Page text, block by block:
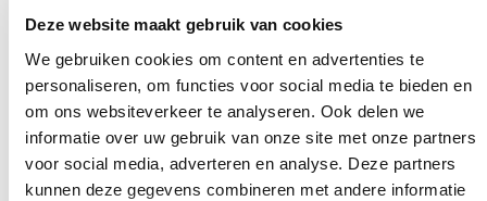
Deze website maakt gebruik van cookies
We gebruiken cookies om content en advertenties te
personaliseren, om functies voor social media te bieden en
om ons websiteverkeer te analyseren. Ook delen we
informatie over uw gebruik van onze site met onze partners
voor social media, adverteren en analyse. Deze partners
kunnen deze gegevens combineren met andere informatie
verslaving is die je niet eens lekker vindt. Hierdoor kun
je de chips ook eenvoudiger laten staan.
Cognitieve gedragstherapie